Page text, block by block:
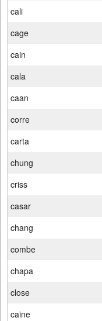
cali
cage
cain
cala
caan
corre
carta
chung
criss
casar
chang
combe
chapa
close
caine